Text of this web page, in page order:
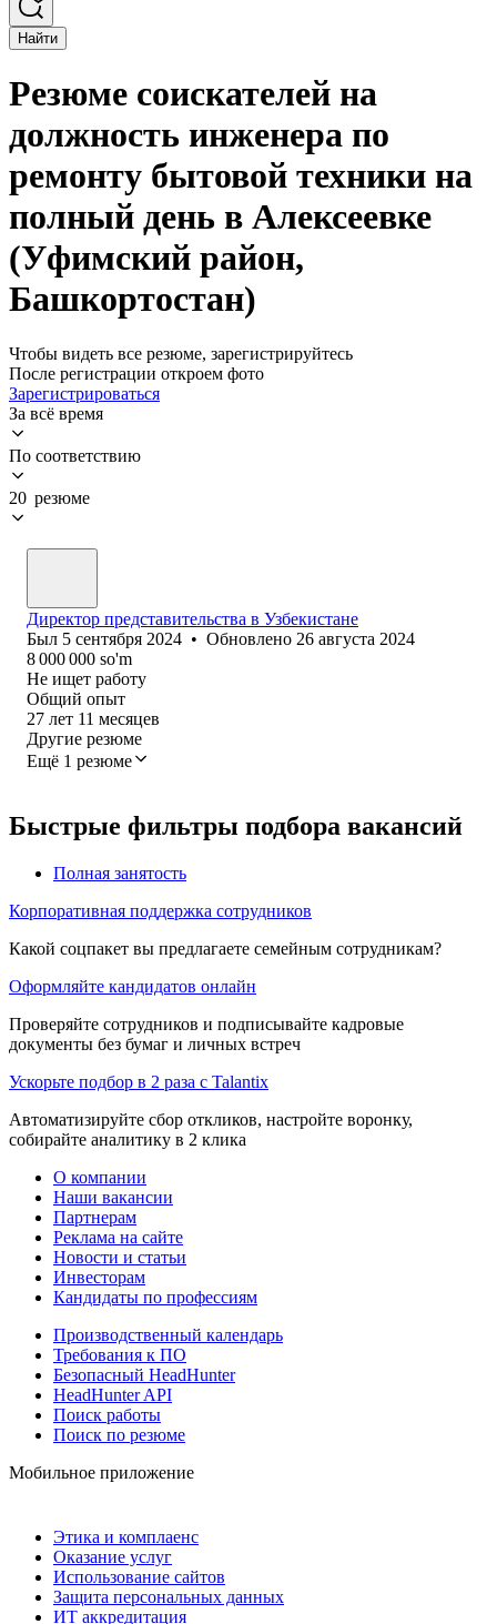
Найти
Резюме соискателей на
должность инженера по
ремонту бытовой техники на
полный день в Алексеевке
(Уфимский район,
Башкортостан)
Чтобы видеть все резюме, зарегистрируйтесь
После регистрации откроем фото
Зарегистрироваться
За всё время
По соответствию
20 резюме
Директор представительства в Узбекистане
Был 5 сентября 2024 • Обновлено 26 августа 2024
8 000 000 so'm
Не ищет работу
Общий опыт
27 лет 11 месяцев
Другие резюме
Ещё 1 резюме
Быстрые фильтры подбора вакансий
Полная занятость
Корпоративная поддержка сотрудников
Какой соцпакет вы предлагаете семейным сотрудникам?
Оформляйте кандидатов онлайн
Проверяйте сотрудников и подписывайте кадровые
документы без бумаг и личных встреч
Ускорьте подбор в 2 раза с Talantix
Автоматизируйте сбор откликов, настройте воронку,
собирайте аналитику в 2 клика
О компании
Наши вакансии
Партнерам
Реклама на сайте
Новости и статьи
Инвесторам
Кандидаты по профессиям
Производственный календарь
Требования к ПО
Безопасный HeadHunter
HeadHunter API
Поиск работы
Поиск по резюме
Мобильное приложение
Этика и комплаенс
Оказание услуг
Использование сайтов
Защита персональных данных
ИТ аккредитация